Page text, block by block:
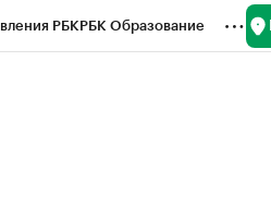
РБКРБК Образование